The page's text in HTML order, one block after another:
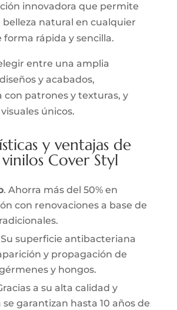
innovadora que permite
belleza natural en cualquier
rápida y sencilla.
entre una amplia
y acabados,
patrones y texturas, y
únicos.
y ventajas de
Cover Styl
. Ahorra más del 50% en
con renovaciones a base de
superficie antibacteriana
y propagación de
y hongos.
a su alta calidad y
se garantizan hasta 10 años de